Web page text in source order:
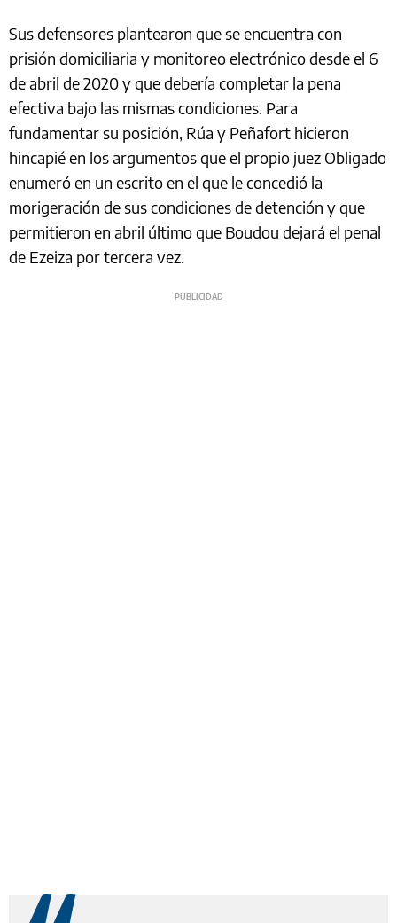
Sus defensores plantearon que se encuentra con
prisión domiciliaria y monitoreo electrónico desde el 6
de abril de 2020 y que debería completar la pena
efectiva bajo las mismas condiciones. Para
fundamentar su posición, Rúa y Peñafort hicieron
hincapié en los argumentos que el propio juez Obligado
enumeró en un escrito en el que le concedió la
morigeración de sus condiciones de detención y que
permitieron en abril último que Boudou dejará el penal
de Ezeiza por tercera vez.